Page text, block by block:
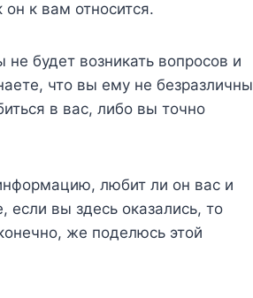
к вам относится.
будет возникать вопросов и
что вы ему не безразличны
в вас, либо вы точно
любит ли он вас и
вы здесь оказались, то
же поделюсь этой